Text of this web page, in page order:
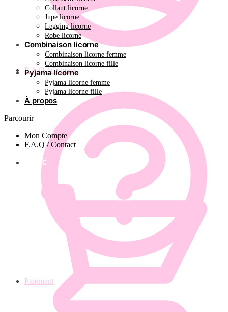
F.A.Q / Contact
Paiement
Collant licorne
Jupe licorne
Legging licorne
Robe licorne
Combinaison licorne
Combinaison licorne femme
Combinaison licorne fille
Pyjama licorne
Pyjama licorne femme
Pyjama licorne fille
À propos
Parcourir
Mon Compte
F.A.Q / Contact
€